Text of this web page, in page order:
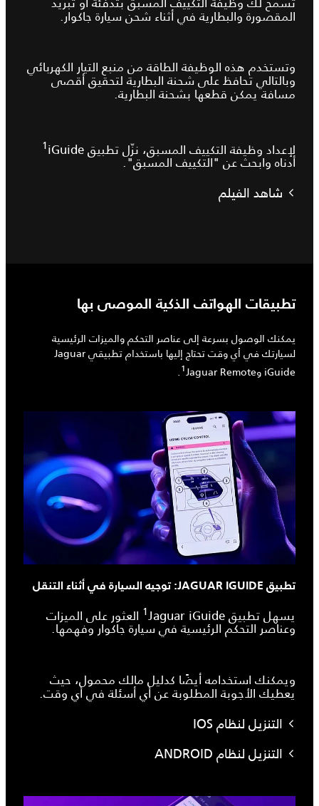
المقصورة والبطارية في أثناء شحن سيارة جاكوار.
وتستخدم هذه الوظيفة الطاقة من منبع التيار الكهربائي
وبالتالي تحافظ على شحنة البطارية لتحقيق أقصى
مسافة يمكن قطعها بشحنة البطارية.
لإعداد وظيفة التكييف المسبق، نزّل تطبيق iGuide‏ 1
أدناه وابحث عن "التكييف المسبق".
شاهد الفيلم
تطبيقات الهواتف الذكية الموصى بها
يمكنك الوصول بسرعة إلى عناصر التحكم والميزات الرئيسية
لسيارتك في أي وقت تحتاج إليها باستخدام تطبيقي Jaguar
iGuide وJaguar Remote‏
1
.
تطبيق JAGUAR IGUIDE: توجيه السيارة في أثناء التنقل
يسهل تطبيق Jaguar iGuide‏ 1 العثور على الميزات
وعناصر التحكم الرئيسية في سيارة جاكوار وفهمها.
ويمكنك استخدامه أيضًا كدليل مالك محمول، حيث
يعطيك الأجوبة المطلوبة عن أي أسئلة في أي وقت.
التنزيل لنظام IOS
التنزيل لنظام ANDROID